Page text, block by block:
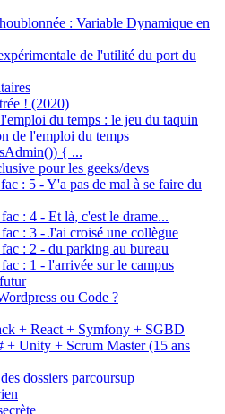
: Variable Dynamique en
de l'utilité du port du
! (2020)
du temps : le jeu du taquin
de l'emploi du temps
{ ...
pour les geeks/devs
: 5 - Y'a pas de mal à se faire du
: 4 - Et là, c'est le drame...
: 3 - J'ai croisé une collègue
: 2 - du parking au bureau
: 1 - l'arrivée sur le campus
ou Code ?
+ React + Symfony + SGBD
+ Unity + Scrum Master (15 ans
dossiers parcoursup